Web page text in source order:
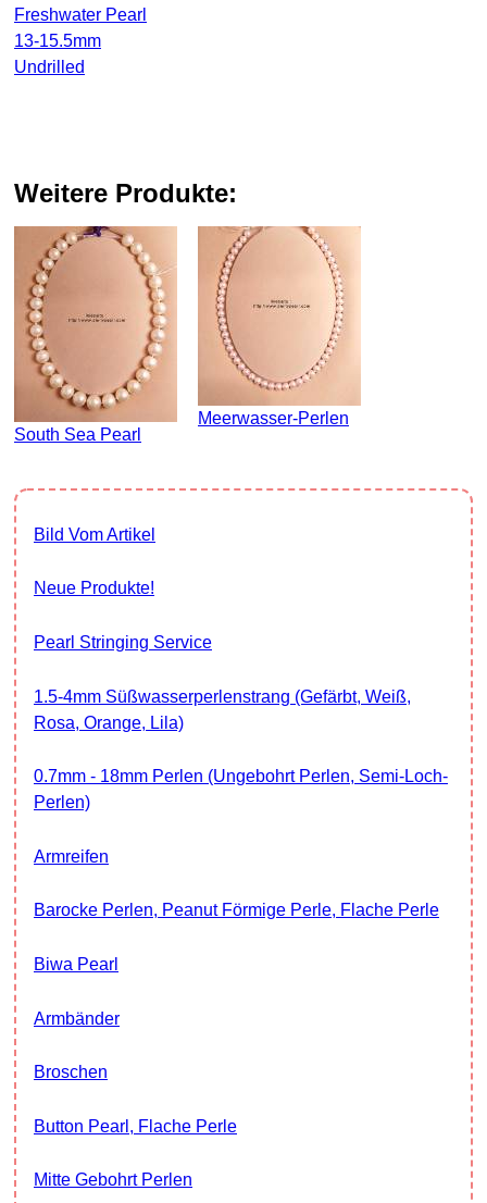
Freshwater Pearl
13-15.5mm
Undrilled
weitere Produkte:
South Sea Pearl
Meerwasser-Perlen
Bild Vom Artikel
Neue Produkte!
Pearl Stringing Service
1.5-4mm Süßwasserperlenstrang (gefärbt, Weiß,
Rosa, Orange, Lila)
0.7mm - 18mm Perlen (ungebohrt Perlen, Semi-Loch-
Perlen)
Armreifen
Barocke Perlen, Peanut Förmige Perle, Flache Perle
Biwa Pearl
Armbänder
Broschen
Button Pearl, Flache Perle
Mitte Gebohrt Perlen